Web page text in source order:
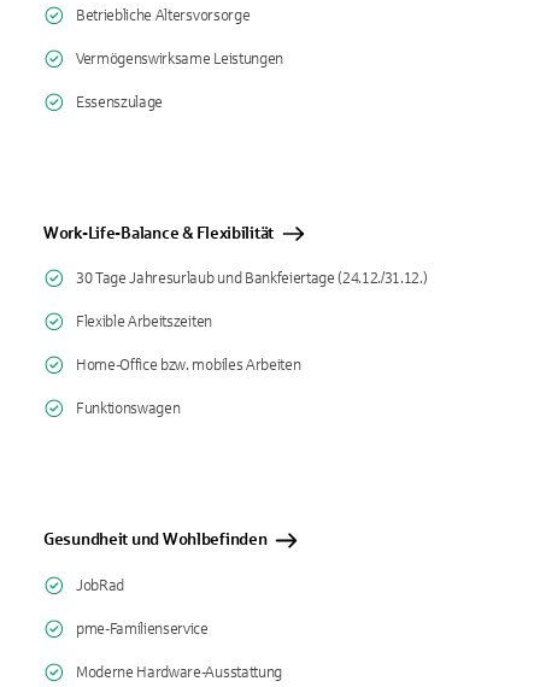
Betriebliche Altersvorsorge
Vermögenswirksame Leistungen
Essenszulage
Work-Life-Balance & Flexibilität
30 Tage Jahresurlaub und Bankfeiertage (24.12./31.12.)
Flexible Arbeitszeiten
Home-Office bzw. mobiles Arbeiten
Funktionswagen
Gesundheit und Wohlbefinden
JobRad
pme-Familienservice
Moderne Hardware-Ausstattung